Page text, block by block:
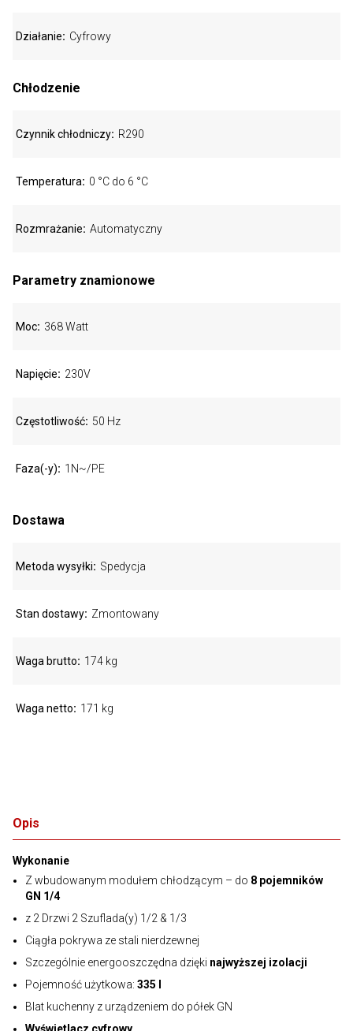
Opis
Wykonanie
Z wbudowanym modułem chłodzącym – do 8 pojemników
GN 1/4
z 2 Drzwi 2 Szuflada(y) 1/2 & 1/3
Ciągła pokrywa ze stali nierdzewnej
Szczególnie energooszczędna dzięki najwyższej izolacji
Pojemność użytkowa: 335 l
Blat kuchenny z urządzeniem do półek GN
Działanie Cyfrowy
Chłodzenie
Czynnik chłodniczy R290
Temperatura 0 °C do 6 °C
Rozmrażanie Automatyczny
Parametry znamionowe
Moc 368 Watt
Napięcie 230V
Częstotliwość 50 Hz
Faza(-y) 1N~/PE
Dostawa
Metoda wysyłki Spedycja
Stan dostawy Zmontowany
Waga brutto 174 kg
Waga netto 171 kg